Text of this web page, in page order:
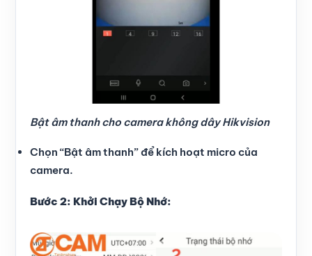
Bật âm thanh cho camera không dây Hikvision
Chọn “Bật âm thanh” để kích hoạt micro của
camera.
Bước 2: Khởi Chạy Bộ Nhớ: